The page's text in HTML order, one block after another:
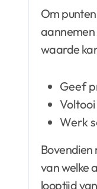
Om
aannemen
waarde
Geef
Werk
Bovendien
van welke
looptijd